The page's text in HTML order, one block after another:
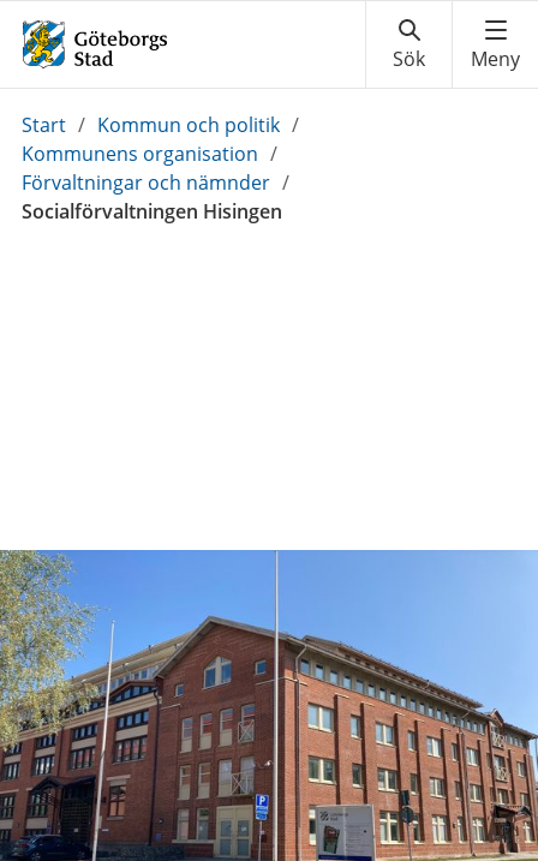
Du
är
här:
Start / Kommun och politik /
Kommunens organisation /
Förvaltningar och nämnder /
Socialförvaltningen Hisingen